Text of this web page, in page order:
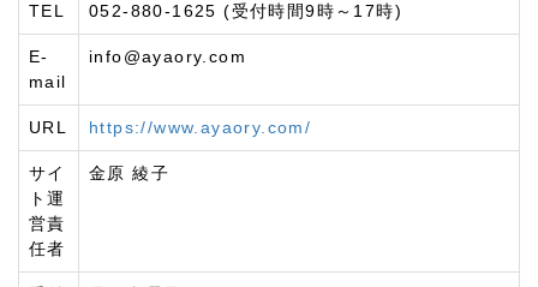
TEL 052-880-1625 (受付時間9時～17時)
E-
mail
info@ayaory.com
URL https://www.ayaory.com/
サイ
ト運
営責
任者
金原 綾子